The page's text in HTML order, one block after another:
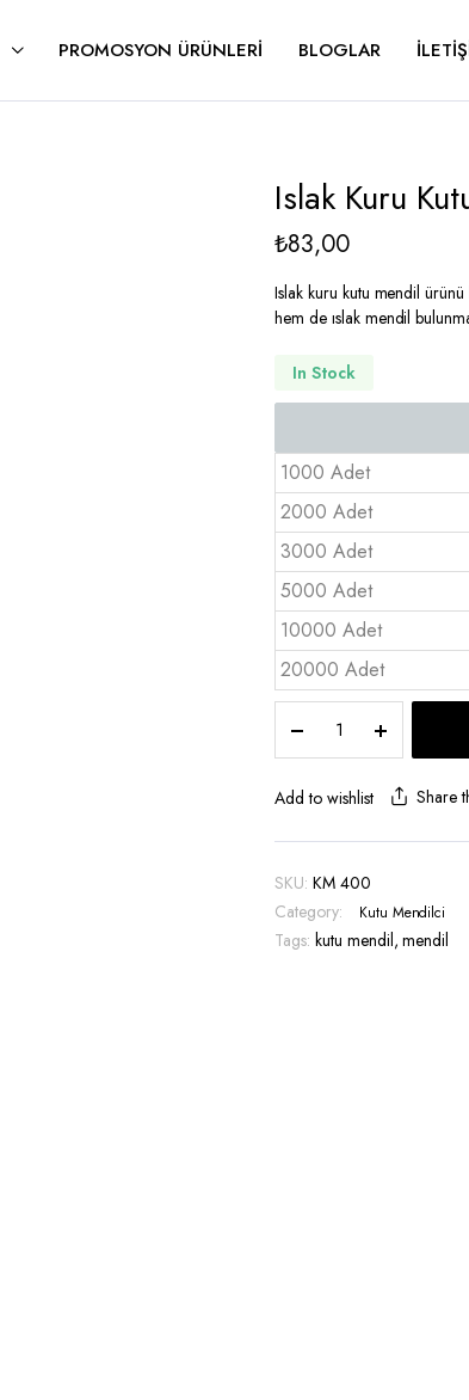
PROMOSYON ÜRÜNLERI BLOGLAR
Islak Kuru
₺83,00
Islak kuru kutu mendil
hem de ıslak mendil
In Stock
1000 Adet
2000 Adet
3000 Adet
5000 Adet
10000 Adet
20000 Adet
Kuru
Kutu
Mendil
KM
quantity
Add to wishlist Share
SKU: KM 400
Category:
Kutu Mendilci
Tags: kutu mendil,mendil